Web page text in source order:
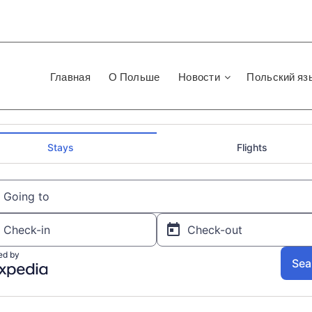
Главная О Польше Новости Польский